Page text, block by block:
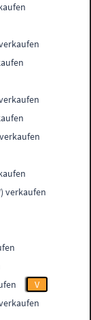
verkaufen
V